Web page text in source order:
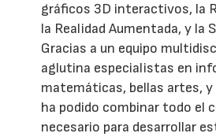
gráficos 3D interactivos, la
la Realidad Aumentada, y la
Gracias a un equipo
aglutina especialistas en
matemáticas, bellas artes, y
ha podido combinar todo el
necesario para desarrollar